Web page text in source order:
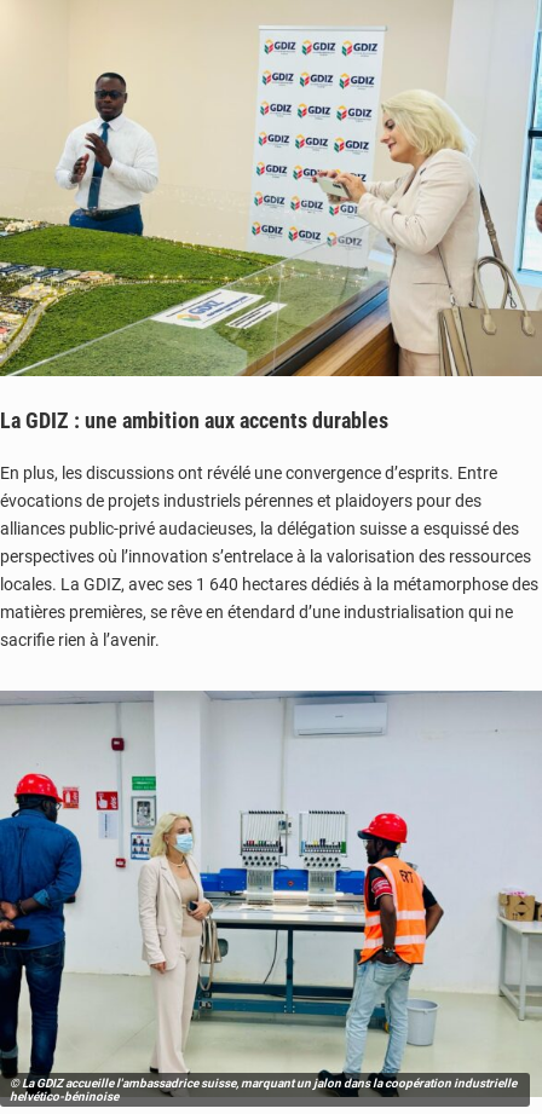
La GDIZ : une ambition aux accents durables
En plus, les discussions ont révélé une convergence d’esprits. Entre
évocations de projets industriels pérennes et plaidoyers pour des
alliances public-privé audacieuses, la délégation suisse a esquissé des
perspectives où l’innovation s’entrelace à la valorisation des ressources
locales. La GDIZ, avec ses 1 640 hectares dédiés à la métamorphose des
matières premières, se rêve en étendard d’une industrialisation qui ne
sacrifie rien à l’avenir.
© La GDIZ accueille l'ambassadrice suisse, marquant un jalon dans la coopération industrielle
helvético-béninoise